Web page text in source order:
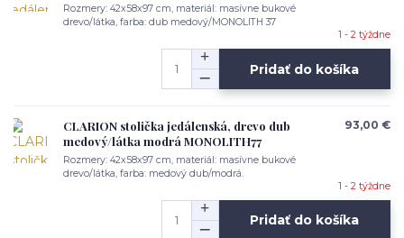
Rozmery: 42x58x97 cm, materiál: masívne bukové
drevo/látka, farba: dub medový/MONOLITH 37
1 - 2 týždne
Pridať do košíka
CLARION stolička jedálenská, drevo dub
medový/látka modrá MONOLITH77
Rozmery: 42x58x97 cm, materiál: masívne bukové
drevo/látka, farba: medový dub/modrá.
93,00 €
1 - 2 týždne
Pridať do košíka